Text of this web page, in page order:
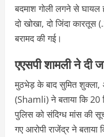
बदमाश गोली लगने से
दो खोखा, दो जिंदा कारतूस
बरामद की गई।
एएसपी शामली ने दी
मुठभेड़ के बादसुमित शुक्ला,
(Shamli) ने बताया कि 20
पुलिस को संदिग्ध मांस की
गए आरोपी राजेंद्र ने